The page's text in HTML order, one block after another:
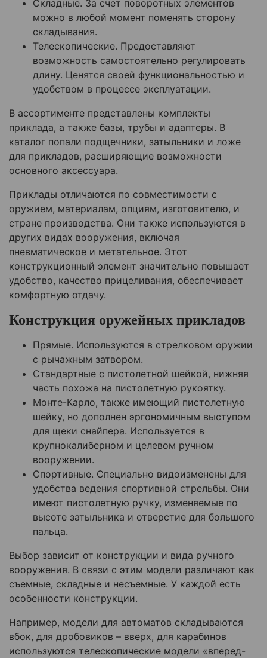
Складные. За счет поворотных элементов
можно в любой момент поменять сторону
складывания.
Телескопические. Предоставляют
возможность самостоятельно регулировать
длину. Ценятся своей функциональностью и
удобством в процессе эксплуатации.
В ассортименте представлены комплекты
приклада, а также базы, трубы и адаптеры. В
каталог попали подщечники, затыльники и ложе
для прикладов, расширяющие возможности
основного аксессуара.
Приклады отличаются по совместимости с
оружием, материалам, опциям, изготовителю, и
стране производства. Они также используются в
других видах вооружения, включая
пневматическое и метательное. Этот
конструкционный элемент значительно повышает
удобство, качество прицеливания, обеспечивает
комфортную отдачу.
Конструкция оружейных прикладов
Прямые. Используются в стрелковом оружии
с рычажным затвором.
Стандартные с пистолетной шейкой, нижняя
часть похожа на пистолетную рукоятку.
Монте-Карло, также имеющий пистолетную
шейку, но дополнен эргономичным выступом
для щеки снайпера. Используется в
крупнокалиберном и целевом ручном
вооружении.
Спортивные. Специально видоизменены для
удобства ведения спортивной стрельбы. Они
имеют пистолетную ручку, изменяемые по
высоте затыльника и отверстие для большого
пальца.
Выбор зависит от конструкции и вида ручного
вооружения. В связи с этим модели различают как
съемные, складные и несъемные. У каждой есть
особенности конструкции.
Например, модели для автоматов складываются
вбок, для дробовиков – вверх, для карабинов
используются телескопические модели «вперед-